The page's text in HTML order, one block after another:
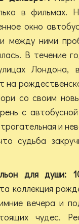
в фильмах.
окно
между ними
В течение
на
со своим
с
и
судьба
для души:
коллекция
вечера и
чудес.